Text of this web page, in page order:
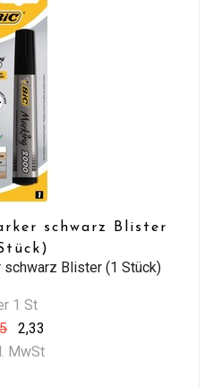
schwarz Blister
schwarz Blister (1 Stück)
1 St
2,33
MwSt